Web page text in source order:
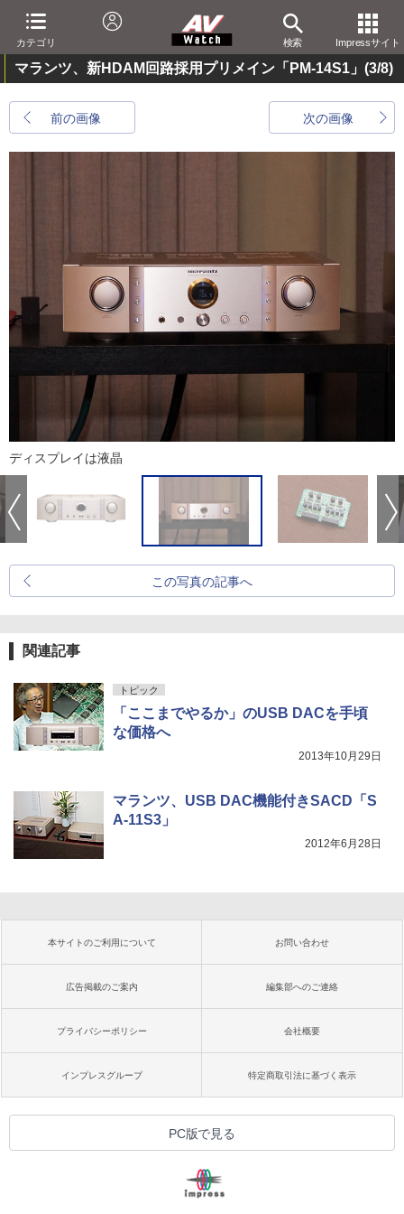
カテゴリ 検索 Impressサイト
マランツ、新HDAM回路採用プリメイン「PM-14S1」 (3/8)
前の画像 次の画像
ディスプレイは液晶
この写真の記事へ
関連記事
トピック
「ここまでやるか」のUSB DACを手頃
な価格へ
2013年10月29日
マランツ、USB DAC機能付きSACD「S
A-11S3」
2012年6月28日
本サイトのご利用について お問い合わせ
広告掲載のご案内 編集部へのご連絡
プライバシーポリシー 会社概要
インプレスグループ 特定商取引法に基づく表示
PC版で見る